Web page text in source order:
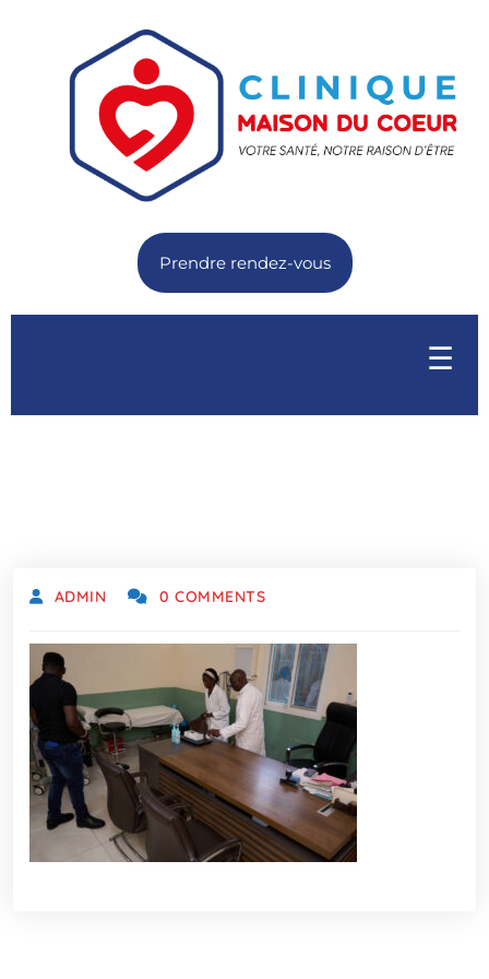
Prendre rendez-vous
☰
ADMIN 0 COMMENTS